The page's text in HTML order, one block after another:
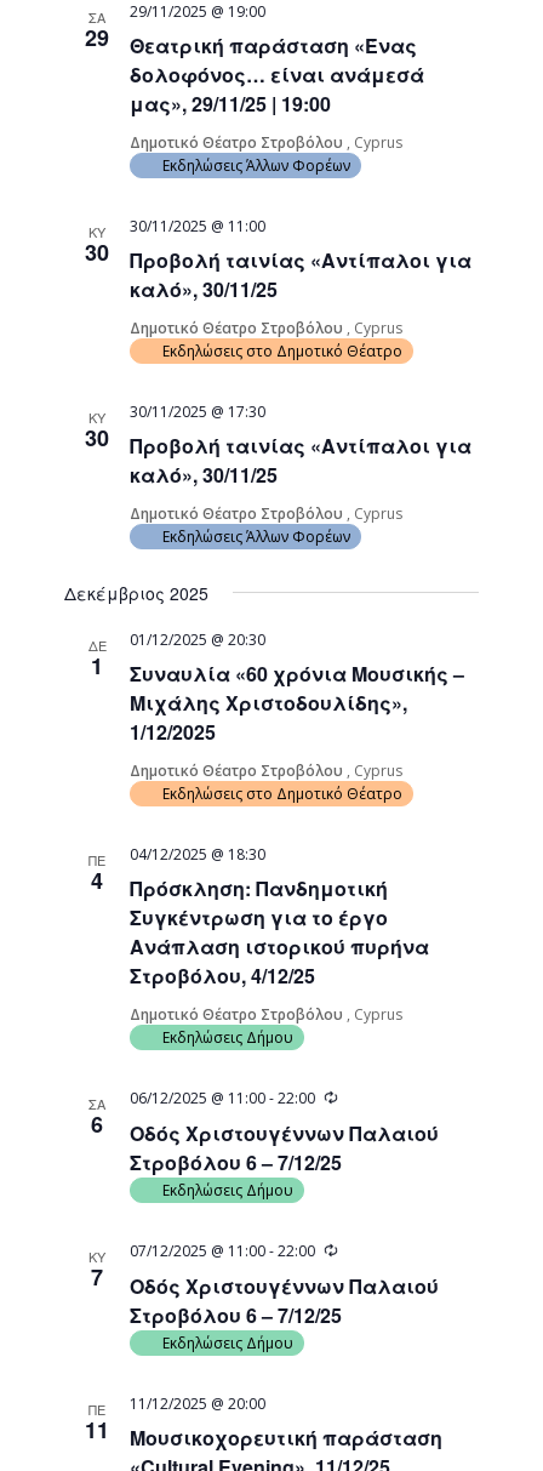
ΣΑ
29
Θεατρική παράσταση «Ένας
δολοφόνος… είναι ανάμεσά
μας», 29/11/25 | 19:00
29/11/2025 @ 19:00
Δημοτικό Θέατρο Στροβόλου , Cyprus
Εκδηλώσεις Άλλων Φορέων
ΚΥ
30
Προβολή ταινίας «Αντίπαλοι για
καλό», 30/11/25
30/11/2025 @ 11:00
Δημοτικό Θέατρο Στροβόλου , Cyprus
Εκδηλώσεις στο Δημοτικό Θέατρο
ΚΥ
30
Προβολή ταινίας «Αντίπαλοι για
καλό», 30/11/25
30/11/2025 @ 17:30
Δημοτικό Θέατρο Στροβόλου , Cyprus
Εκδηλώσεις Άλλων Φορέων
Δεκέμβριος 2025
ΔΕ
1
Συναυλία «60 χρόνια Μουσικής –
Μιχάλης Χριστοδουλίδης»,
1/12/2025
01/12/2025 @ 20:30
Δημοτικό Θέατρο Στροβόλου , Cyprus
Εκδηλώσεις στο Δημοτικό Θέατρο
ΠΕ
4
Πρόσκληση: Πανδημοτική
Συγκέντρωση για το έργο
Ανάπλαση ιστορικού πυρήνα
Στροβόλου, 4/12/25
04/12/2025 @ 18:30
Δημοτικό Θέατρο Στροβόλου , Cyprus
Εκδηλώσεις Δήμου
ΣΑ
6
Οδός Χριστουγέννων Παλαιού
Στροβόλου 6 – 7/12/25
06/12/2025 @ 11:00-22:00 Recurring
Εκδηλώσεις Δήμου
ΚΥ
7
Οδός Χριστουγέννων Παλαιού
Στροβόλου 6 – 7/12/25
07/12/2025 @ 11:00-22:00 Recurring
Εκδηλώσεις Δήμου
ΠΕ
11
Μουσικοχορευτική παράσταση
11/12/2025 @ 20:00